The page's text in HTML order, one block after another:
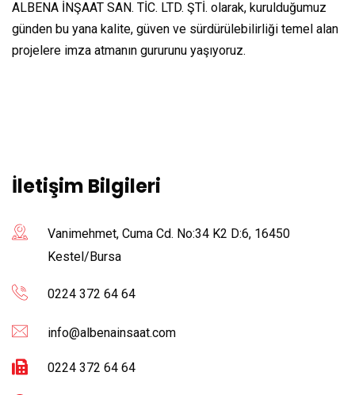
ALBENA İNŞAAT SAN. TİC. LTD. ŞTİ. olarak, kurulduğumuz
günden bu yana kalite, güven ve sürdürülebilirliği temel alan
projelere imza atmanın gururunu yaşıyoruz.
İletişim Bilgileri
Vanimehmet, Cuma Cd. No:34 K2 D:6, 16450
Kestel/Bursa
0224 372 64 64
info@albenainsaat.com
0224 372 64 64